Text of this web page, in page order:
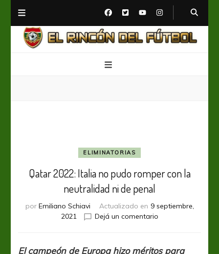
ELIMINATORIAS
Qatar 2022: Italia no pudo romper con la
neutralidad ni de penal
por Emiliano Schiavi Actualizado en 9 septiembre,
2021
Dejá un comentarioen
El campeón de Europa hizo méritos para